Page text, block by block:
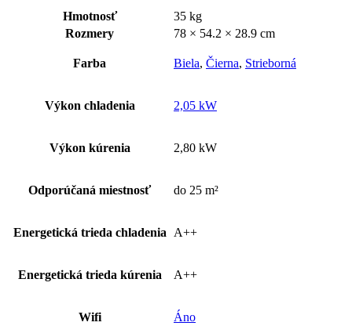
Hmotnosť
35 kg
Rozmery
78 × 54.2 × 28.9 cm
Farba Biela, Čierna, Strieborná
Výkon chladenia 2,05 kW
Výkon kúrenia 2,80 kW
Odporúčaná miestnosť do 25 m²
Energetická trieda chladenia A++
Energetická trieda kúrenia A++
Wifi Áno